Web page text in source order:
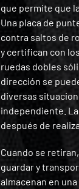
que permite que
Una placa de
contra saltos de
y certifican con
ruedas dobles
dirección se
diversas
independiente.
después de
Cuando se
guardar y
almacenan en